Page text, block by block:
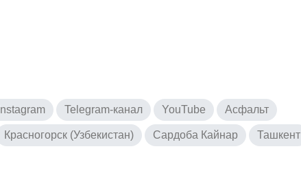
Instagram Telegram-канал YouTube Асфальт
Красногорск (Узбекистан) Сардоба Кайнар Ташкент